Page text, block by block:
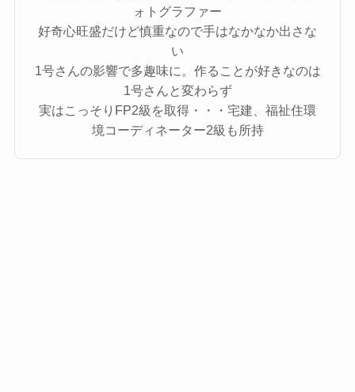
ォトグラファー
好奇心旺盛だけど慎重なので手はなかなか出さな
い
1号さんの影響で多趣味に。作ることが好きなのは
1号さんと変わらず
実はこっそりFP2級を取得・・・宅建、福祉住環
境コーディネーター2級も所持